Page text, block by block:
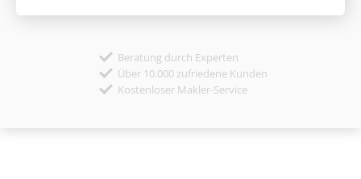
Beratung durch Experten
Über 10.000 zufriedene Kunden
Kostenloser Makler-Service